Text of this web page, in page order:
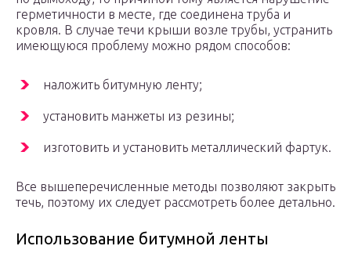
герметичности в месте, где соединена труба и
кровля. В случае течи крыши возле трубы, устранить
имеющуюся проблему можно рядом способов:
наложить битумную ленту;
установить манжеты из резины;
изготовить и установить металлический фартук.
Все вышеперечисленные методы позволяют закрыть
течь, поэтому их следует рассмотреть более детально.
Использование битумной ленты